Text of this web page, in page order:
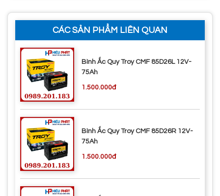
CÁC SẢN PHẨM LIÊN QUAN
Bình Ắc Quy Troy CMF 85D26L 12V-
75Ah
1.500.000đ
Bình Ắc Quy Troy CMF 85D26R 12V-
75Ah
1.500.000đ